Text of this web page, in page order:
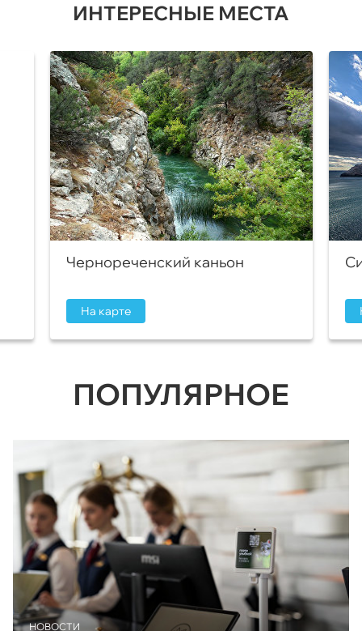
ИНТЕРЕСНЫЕ МЕСТА
Чернореченский каньон
На карте
ПОПУЛЯРНОЕ
НОВОСТИ